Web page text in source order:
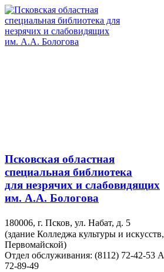
Псковская областная
специальная библиотека
для незрячих и слабовидящих
им. А.А. Бологова
180006, г. Псков, ул. Набат, д. 5
(здание Колледжа культуры и
Первомайской)
Отдел обслуживания: (8112) 72-42-53
72-89-49